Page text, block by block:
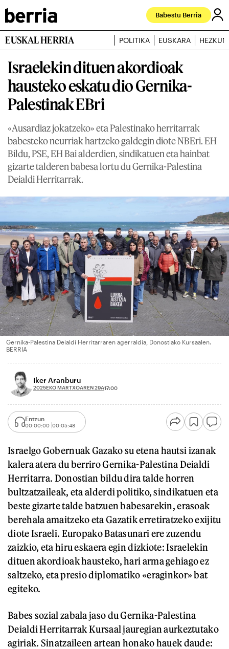
Babestu Berria
EUSKAL HERRIA POLITIKA EUSKARA
Israelekin dituen akordioak
hausteko eskatu dio Gernika-
Palestinak EBri
«Ausardiaz jokatzeko» eta Palestinako herritarrak
babesteko neurriak hartzeko galdegin diote NBEri. EH
Bildu, PSE, EH Bai alderdien, sindikatuen eta hainbat
gizarte talderen babesa lortu du Gernika-Palestina
Deialdi Herritarrak.
Gernika-Palestina Deialdi Herritarraren agerraldia, Donostiako Kursaalen.
BERRIA
Iker Aranburu
2025EKO MARTXOAREN 29A17:00
Entzun
00:00:00 00:05:48
Israelgo Gobernuak Gazako su etena hautsi izanak
kalera atera du berriro Gernika-Palestina Deialdi
Herritarra. Donostian bildu dira talde horren
bultzatzaileak, eta alderdi politiko, sindikatuen eta
beste gizarte talde batzuen babesarekin, erasoak
berehala amaitzeko eta Gazatik erretiratzeko exijitu
diote Israeli. Europako Batasunari ere zuzendu
zaizkio, eta hiru eskaera egin dizkiote: Israelekin
dituen akordioak hausteko, hari arma gehiago ez
saltzeko, eta presio diplomatiko «eraginkor» bat
egiteko.
Babes sozial zabala jaso du Gernika-Palestina
Deialdi Herritarrak Kursaal jauregian aurkeztutako
agiriak. Sinatzaileen artean honako hauek daude: